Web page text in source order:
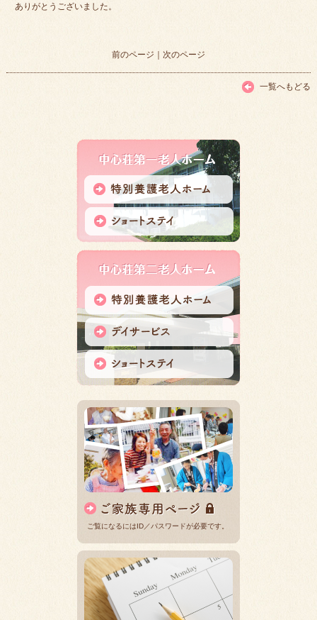
ありがとうございました。
前のページ ｜ 次のページ
一覧へもどる
ご覧になるにはID／パスワードが必要です。